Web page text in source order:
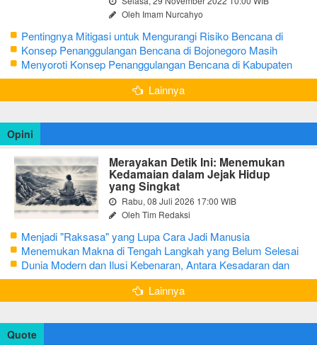
Oleh Imam Nurcahyo
Pentingnya Mitigasi untuk Mengurangi Risiko Bencana di
Bojonegoro
Konsep Penanggulangan Bencana di Bojonegoro Masih
Mengutamakan Tanggap Darurat
Menyoroti Konsep Penanggulangan Bencana di Kabupaten
Bojonegoro
Lainnya
Opini
Merayakan Detik Ini: Menemukan
Kedamaian dalam Jejak Hidup
yang Singkat
Rabu, 08 Juli 2026 17:00 WIB
Oleh Tim Redaksi
Menjadi "Raksasa" yang Lupa Cara Jadi Manusia
Menemukan Makna di Tengah Langkah yang Belum Selesai
Dunia Modern dan Ilusi Kebenaran, Antara Kesadaran dan
terjebak Tipu Daya
Lainnya
Quote